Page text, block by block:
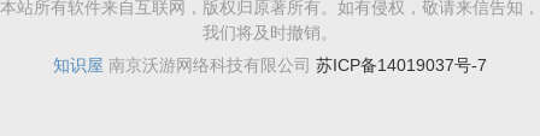
本站所有软件来自互联网，版权归原著所有。如有侵权，敬请来信告知，
我们将及时撤销。
知识屋 南京沃游网络科技有限公司 苏ICP备14019037号-7